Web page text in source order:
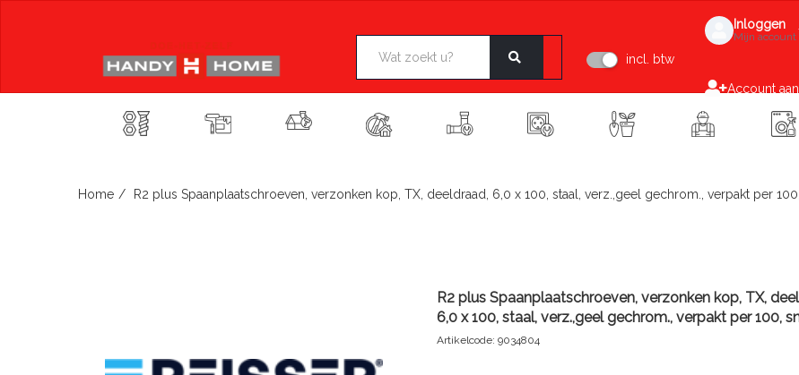
incl. btw
Inloggen
Mijn account
Account
Home R2 plus Spaanplaatschroeven, verzonken kop, TX, deeldraad, 6,0 x 100, staal, verz.,geel gechrom., verpakt per
R2 plus Spaanplaatschroeven, verzonken kop, TX,
6,0 x 100, staal, verz.,geel gechrom., verpakt per 100,
Artikelcode: 9034804